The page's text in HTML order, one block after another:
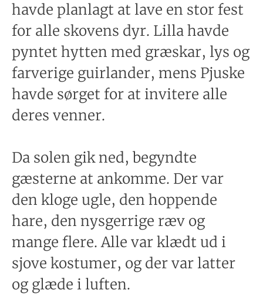
havde planlagt at lave en stor fest
for alle skovens dyr. Lilla havde
pyntet hytten med græskar, lys og
farverige guirlander, mens Pjuske
havde sørget for at invitere alle
deres venner.
Da solen gik ned, begyndte
gæsterne at ankomme. Der var
den kloge ugle, den hoppende
hare, den nysgerrige ræv og
mange flere. Alle var klædt ud i
sjove kostumer, og der var latter
og glæde i luften.